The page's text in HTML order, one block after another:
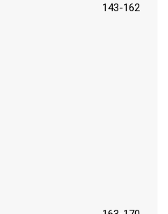
143-162